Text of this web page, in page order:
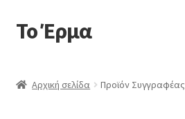
Απευθείας
μετάβαση
πλοήγηση
Μετάβαση
σε
Το Έρμα
Αρχική σελίδα Προϊόν Συγγραφέας